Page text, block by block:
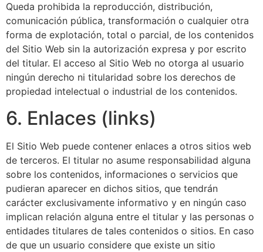
Queda prohibida la reproducción, distribución,
comunicación pública, transformación o cualquier otra
forma de explotación, total o parcial, de los contenidos
del Sitio Web sin la autorización expresa y por escrito
del titular. El acceso al Sitio Web no otorga al usuario
ningún derecho ni titularidad sobre los derechos de
propiedad intelectual o industrial de los contenidos.
6. Enlaces (links)
El Sitio Web puede contener enlaces a otros sitios web
de terceros. El titular no asume responsabilidad alguna
sobre los contenidos, informaciones o servicios que
pudieran aparecer en dichos sitios, que tendrán
carácter exclusivamente informativo y en ningún caso
implican relación alguna entre el titular y las personas o
entidades titulares de tales contenidos o sitios. En caso
de que un usuario considere que existe un sitio